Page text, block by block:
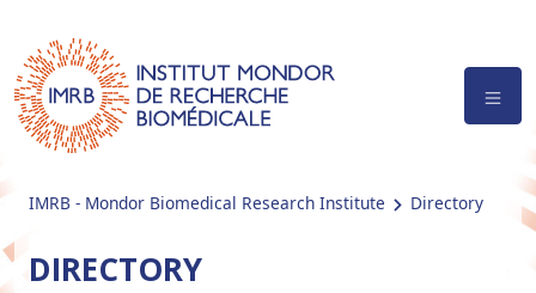
IMRB - Mondor Biomedical Research Institute Directory
DIRECTORY